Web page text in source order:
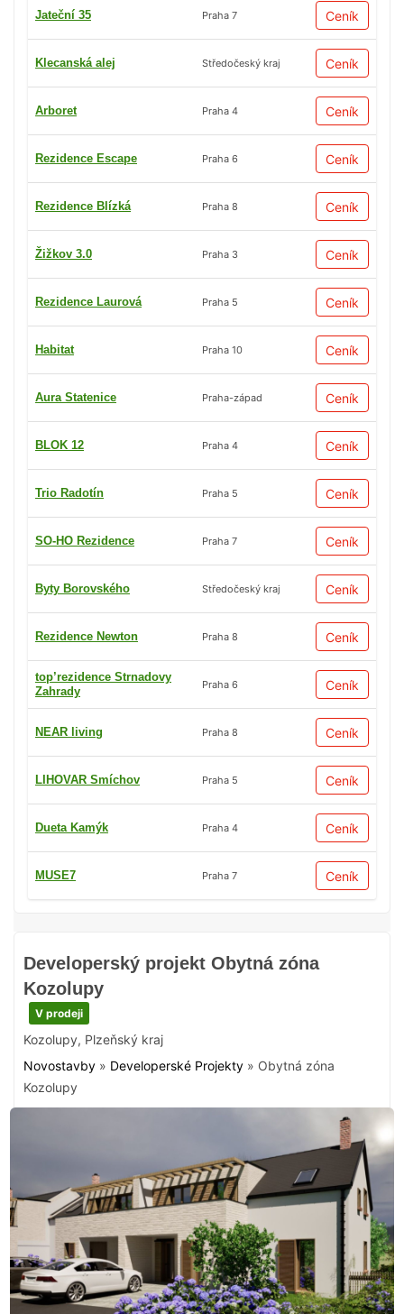
Developerský projekt Obytná zóna
Kozolupy
V prodeji
Kozolupy, Plzeňský kraj
Novostavby » Developerské Projekty » Obytná zóna
Kozolupy
Jateční 35 Praha 7 Ceník
Klecanská alej Středočeský kraj Ceník
Arboret Praha 4 Ceník
Rezidence Escape Praha 6 Ceník
Rezidence Blízká Praha 8 Ceník
Žižkov 3.0 Praha 3 Ceník
Rezidence Laurová Praha 5 Ceník
Habitat Praha 10 Ceník
Aura Statenice Praha-západ Ceník
BLOK 12 Praha 4 Ceník
Trio Radotín Praha 5 Ceník
SO-HO Rezidence Praha 7 Ceník
Byty Borovského Středočeský kraj Ceník
Rezidence Newton Praha 8 Ceník
top’rezidence Strnadovy
Zahrady
Praha 6 Ceník
NEAR living Praha 8 Ceník
LIHOVAR Smíchov Praha 5 Ceník
Dueta Kamýk Praha 4 Ceník
MUSE7 Praha 7 Ceník